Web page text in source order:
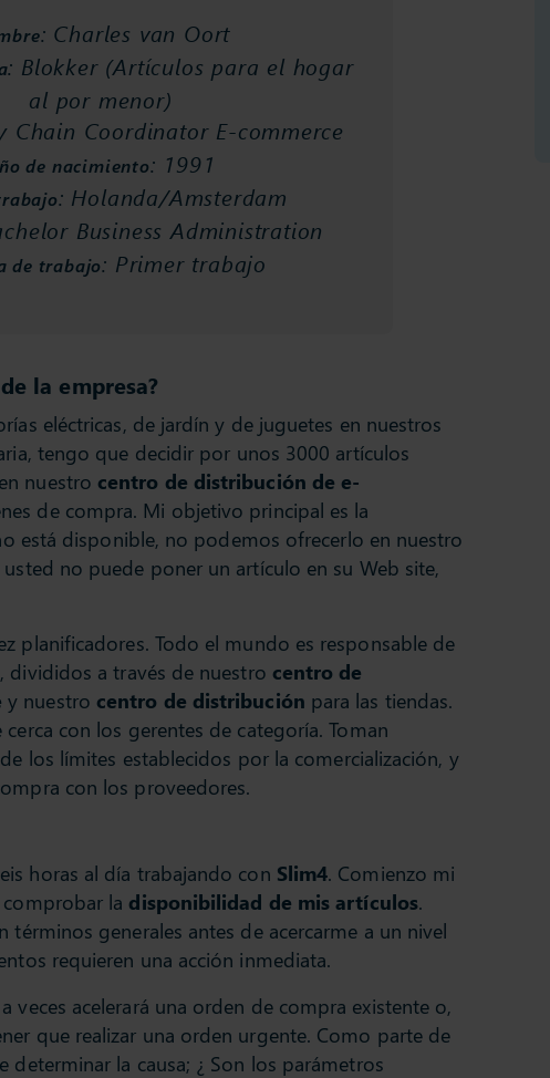
: Charles van Oort
: Blokker (Artículos para el hogar
al por menor)
Chain Coordinator E-commerce
de nacimiento: 1991
: Holanda/Amsterdam
Business Administration
de trabajo: Primer trabajo
la empresa?
eléctricas, de jardín y de juguetes en nuestros
tengo que decidir por unos 3000 artículos
nuestro centro de distribución de e-
de compra. Mi objetivo principal es la
está disponible, no podemos ofrecerlo en nuestro
no puede poner un artículo en su Web site,
planificadores. Todo el mundo es responsable de
a través de nuestro centro de
y nuestro centro de distribución para las tiendas.
con los gerentes de categoría. Toman
los límites establecidos por la comercialización, y
con los proveedores.
horas al día trabajando con Slim4. Comienzo mi
la disponibilidad de mis artículos.
términos generales antes de acercarme a un nivel
requieren una acción inmediata.
veces acelerará una orden de compra existente o,
que realizar una orden urgente. Como parte de
la causa; ¿ Son los parámetros